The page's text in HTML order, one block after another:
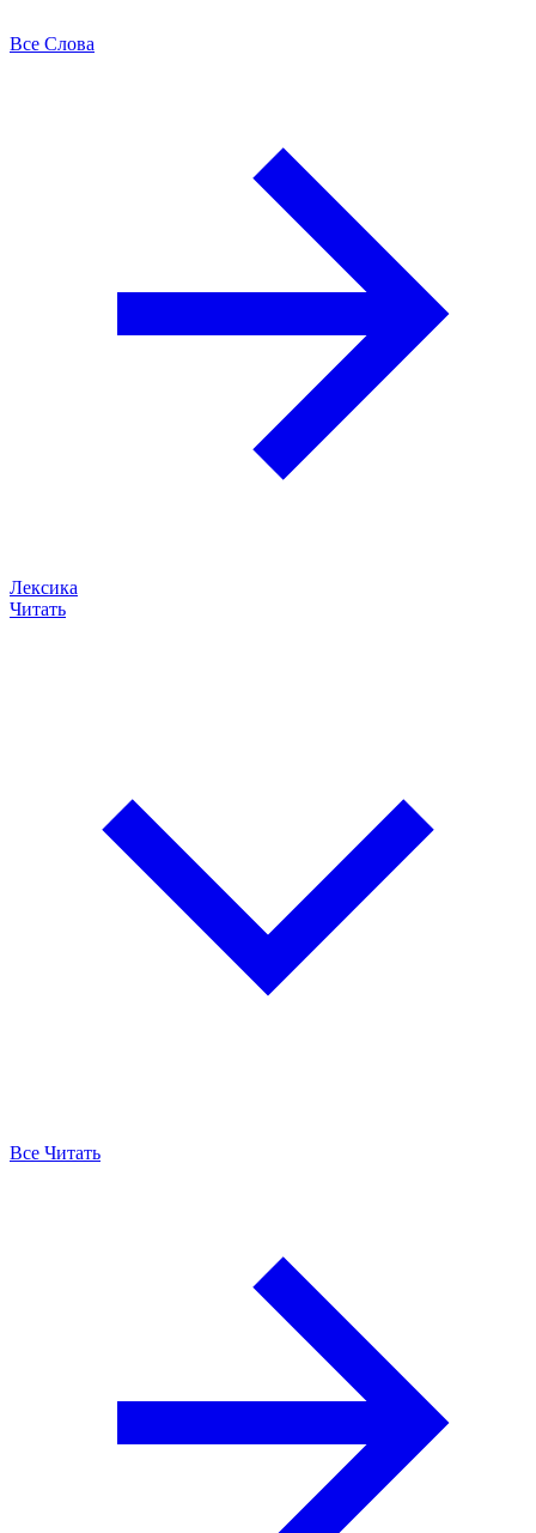
Все Слова
Лексика
Читать
Все Читать